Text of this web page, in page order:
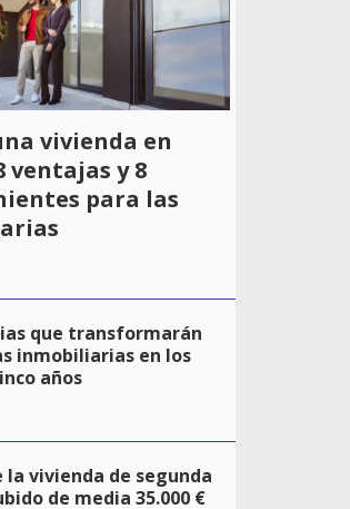
vivienda en
ventajas y 8
para las
que transformarán
inmobiliarias en los
años
la vivienda de segunda
de media 35.000 €